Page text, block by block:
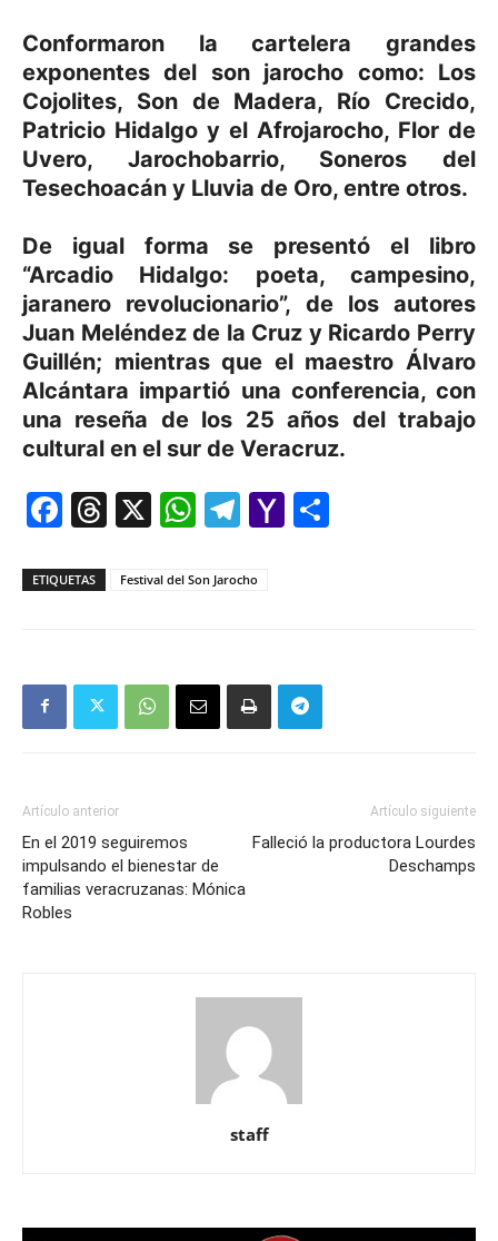
Conformaron la cartelera grandes
exponentes del son jarocho como: Los
Cojolites, Son de Madera, Río Crecido,
Patricio Hidalgo y el Afrojarocho, Flor de
Uvero, Jarochobarrio, Soneros del
Tesechoacán y Lluvia de Oro, entre otros.
De igual forma se presentó el libro
“Arcadio Hidalgo: poeta, campesino,
jaranero revolucionario”, de los autores
Juan Meléndez de la Cruz y Ricardo Perry
Guillén; mientras que el maestro Álvaro
Alcántara impartió una conferencia, con
una reseña de los 25 años del trabajo
cultural en el sur de Veracruz.
Facebook
Threads
X WhatsApp
Telegram
Yahoo
ETIQUETAS Festival del Son Jarocho
Artículo anterior
En el 2019 seguiremos
impulsando el bienestar de
familias veracruzanas: Mónica
Robles
Artículo siguiente
Falleció la productora Lourdes
Deschamps
staff